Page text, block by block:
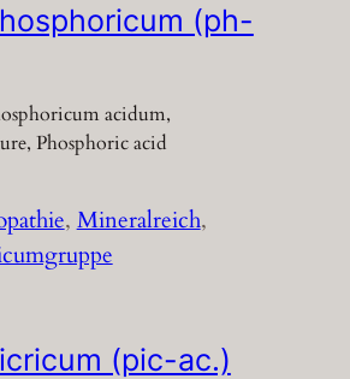
(ph-
acidum,
Phosphoric acid
, Mineralreich
(pic-ac.)